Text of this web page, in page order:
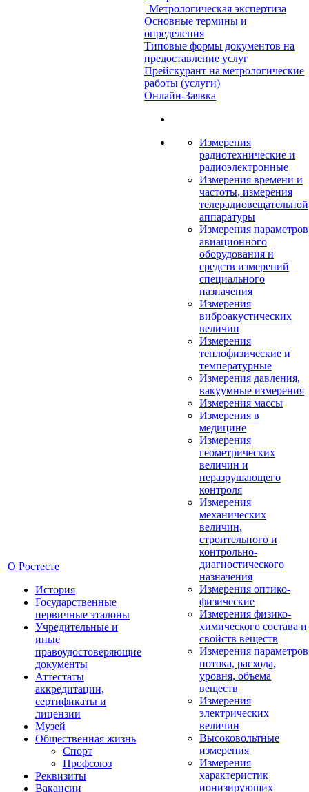
О Ростесте
История
Государственные
первичные эталоны
Учредительные и
иные
правоудостоверяющие
документы
Аттестаты
аккредитации,
сертификаты и
лицензии
Музей
Общественная жизнь
Спорт
Профсоюз
Реквизиты
Вакансии
Метрологическая экспертиза
Основные термины и
определения
Типовые формы документов на
предоставление услуг
Прейскурант на метрологические
работы (услуги)
Онлайн-Заявка
Измерения
радиотехнические и
радиоэлектронные
Измерения времени и
частоты, измерения
телерадиовещательной
аппаратуры
Измерения параметров
авиационного
оборудования и
средств измерений
специального
назначения
Измерения
виброакустических
величин
Измерения
теплофизические и
температурные
Измерения давления,
вакуумные измерения
Измерения массы
Измерения в
медицине
Измерения
геометрических
величин и
неразрушающего
контроля
Измерения
механических
величин,
строительного и
контрольно-
диагностического
назначения
Измерения оптико-
физические
Измерения физико-
химического состава и
свойств веществ
Измерения параметров
потока, расхода,
уровня, объема
веществ
Измерения
электрических
величин
Высоковольтные
измерения
Измерения
характеристик
ионизирующих